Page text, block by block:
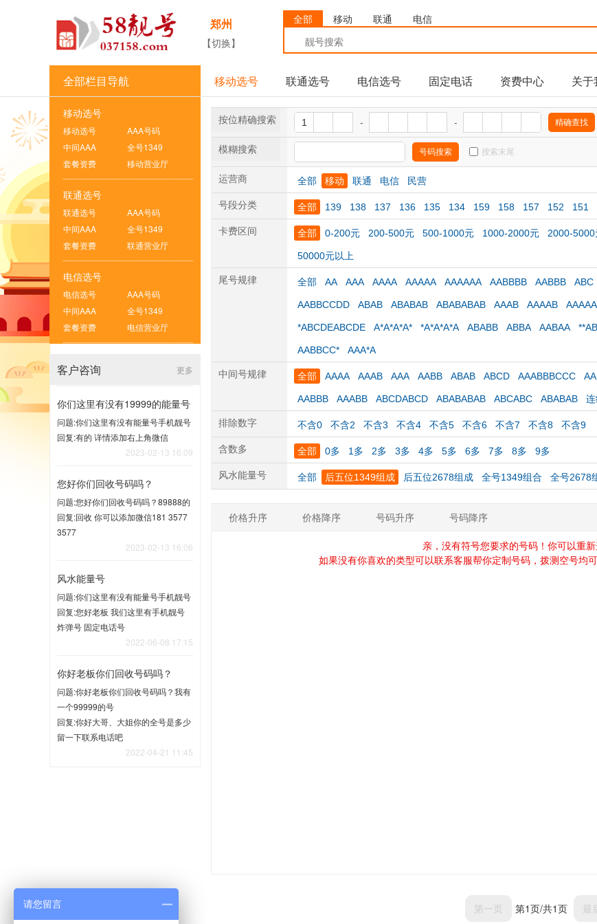
郑州
【切换】
全部 移动 联通 电信
全部栏目导航 移动选号 联通选号 电信选号 固定电话 资费中心 关于
移动选号
移动选号
AAA号码
中间AAA
全号1349
套餐资费
移动营业厅
联通选号
联通选号
AAA号码
中间AAA
全号1349
套餐资费
联通营业厅
电信选号
电信选号
AAA号码
中间AAA
全号1349
套餐资费
电信营业厅
更多
客户咨询
你们这里有没有19999的能量号
问题:你们这里有没有能量号手机靓号
回复:有的 详情添加右上角微信
2023-02-13 16:09
您好你们回收号码吗？
问题:您好你们回收号码吗？89888的
回复:回收 你可以添加微信181 3577
3577
2023-02-13 16:06
风水能量号
问题:你们这里有没有能量号手机靓号
回复:您好老板 我们这里有手机靓号
炸弹号 固定电话号
2022-06-08 17:15
你好老板你们回收号码吗？
问题:你好老板你们回收号码吗？我有
一个99999的号
回复:你好大哥、大姐你的全号是多少
留一下联系电话吧
2022-04-21 11:45
按位精确搜索 - -
模糊搜索 搜索末尾
运营商 全部 移动 联通 电信 民营
号段分类 全部 139 138 137 136 135 134 159 158 157 152 151
卡费区间 全部 0-200元 200-500元 500-1000元 1000-2000元 2000-5000
50000元以上
尾号规律 全部 AA AAA AAAA AAAAA AAAAAA AABBBB AABBB ABC
AABBCCDD ABAB ABABAB ABABABAB AAAB AAAAB
*ABCDEABCDE A*A*A*A* *A*A*A*A ABABB ABBA AABAA
AABBCC* AAA*A
中间号规律 全部 AAAA AAAB AAA AABB ABAB ABCD AAABBBCCC
AABBB AAABB ABCDABCD ABABABAB ABCABC ABABAB 连
排除数字 不含0 不含2 不含3 不含4 不含5 不含6 不含7 不含8 不含9
含数多 全部 0多 1多 2多 3多 4多 5多 6多 7多 8多 9多
风水能量号 全部 后五位1349组成 后五位2678组成 全号1349组合 全号2678
价格升序 价格降序 号码升序 号码降序
亲，没有符号您要求的号码！你可以重新
如果没有你喜欢的类型可以联系客服帮你定制号码，拨测空号均
第一页 第1页/共1页 最
请您留言